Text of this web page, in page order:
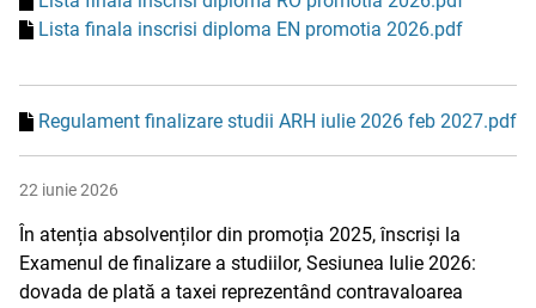
Lista finala inscrisi diploma EN promotia 2026.pdf
Regulament finalizare studii ARH iulie 2026 feb 2027.pdf
22 iunie 2026
În atenția absolvenților din promoția 2025, înscriși la
Examenul de finalizare a studiilor, Sesiunea Iulie 2026:
dovada de plată a taxei reprezentând contravaloarea